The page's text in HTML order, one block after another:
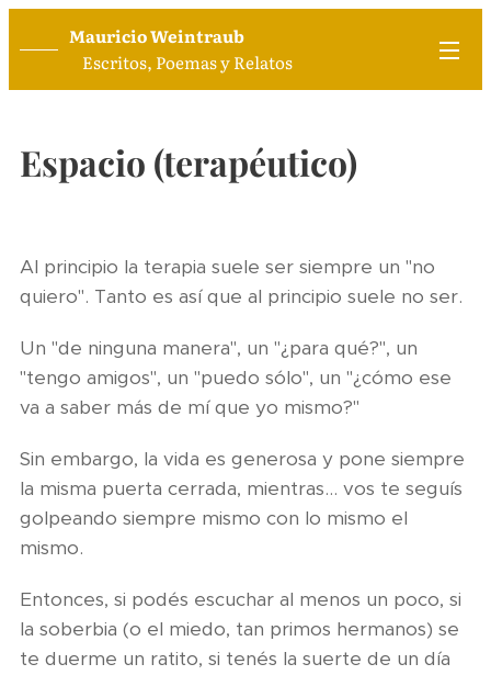
Mauricio Weintraub
Escritos, Poemas y Relatos
Espacio (terapéutico)
Al principio la terapia suele ser siempre un "no
quiero". Tanto es así que al principio suele no ser.
Un "de ninguna manera", un "¿para qué?", un
"tengo amigos", un "puedo sólo", un "¿cómo ese
va a saber más de mí que yo mismo?"
Sin embargo, la vida es generosa y pone siempre
la misma puerta cerrada, mientras… vos te seguís
golpeando siempre mismo con lo mismo el
mismo.
Entonces, si podés escuchar al menos un poco, si
la soberbia (o el miedo, tan primos hermanos) se
te duerme un ratito, si tenés la suerte de un día